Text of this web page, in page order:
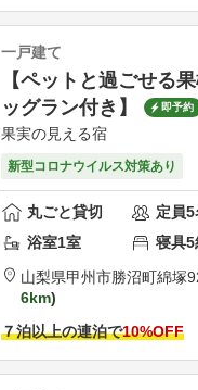
一戸建て
【ペットと過ごせる
ッグラン付き】
即予約
果実の見える宿
新型コロナウイルス対策あり
丸ごと貸切 定員5
浴室1室 寝具5
山梨県甲州市勝沼町綿塚
6km
７泊以上の連泊で10%OFF